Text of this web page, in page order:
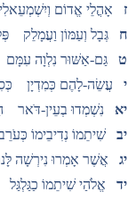
ז אָהֳלֵי אֱדוֹם
ח גְּבָל וְעַמּוֹן וַעֲמָלֵק
ט גַּם-אַשּׁוּר נִלְוָה עִמָּם
י עֲשֵׂה-לָהֶם כְּמִדְיָן
יא נִשְׁמְדוּ בְעֵין-דֹּאר
יב שִׁיתֵמוֹ נְדִיבֵימוֹ
יג אֲשֶׁר אָמְרוּ נִירְשָׁה
יד אֱלֹהַי שִׁיתֵמוֹ כַגַּלְגַּל